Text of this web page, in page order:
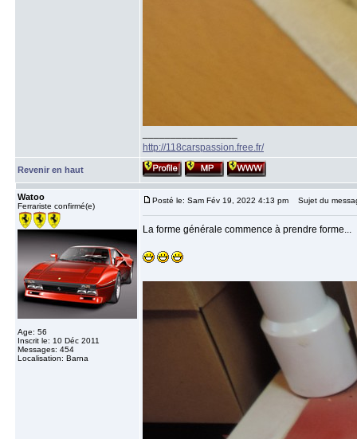
http://118carspassion.free.fr/
Revenir en haut
Watoo
Ferrariste confirmé(e)
Age: 56
Inscrit le: 10 Déc 2011
Messages: 454
Localisation: Barna
Posté le: Sam Fév 19, 2022 4:13 pm Sujet du
La forme générale commence à prendre forme...